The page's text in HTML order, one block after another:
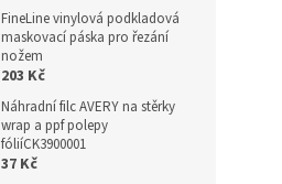
FineLine vinylová podkladová
maskovací páska pro řezání
nožem
203 Kč
Náhradní filc AVERY na stěrky
wrap a ppf polepy
fóliíCK3900001
37 Kč